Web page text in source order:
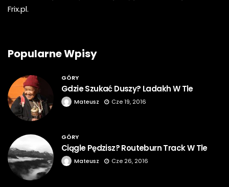
Frix.pl.
Popularne Wpisy
GÓRY
Gdzie Szukać Duszy? Ladakh W Tle
Mateusz Cze 19, 2016
GÓRY
Ciągle Pędzisz? Routeburn Track W Tle
Mateusz Cze 26, 2016